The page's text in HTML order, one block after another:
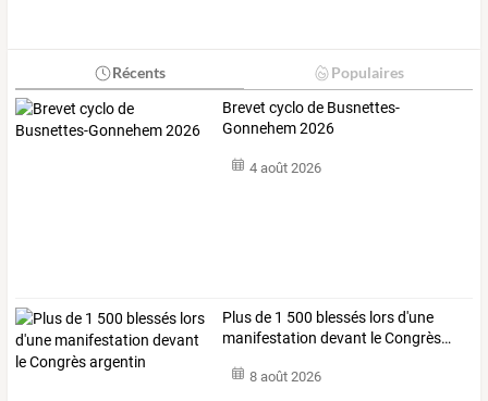
Récents Populaires
Brevet cyclo de Busnettes-
Gonnehem 2026
4 août 2026
Plusde 1 500 blessés lorsd'une
manifestation devant leCongrès…
8 août 2026